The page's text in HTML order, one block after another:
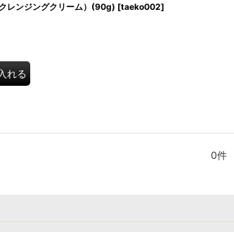
レンジングクリーム）(90g) [taeko002]
れる
0件